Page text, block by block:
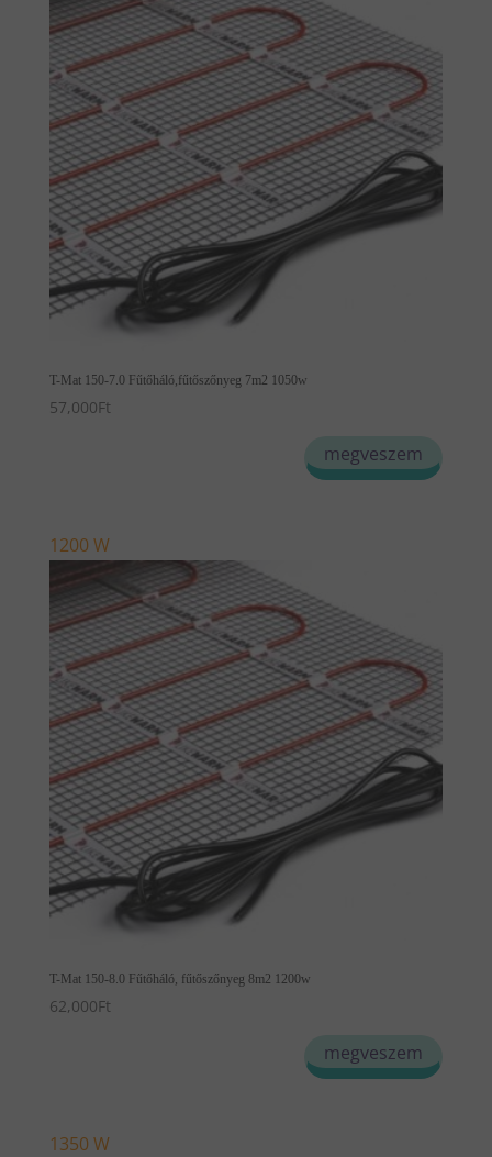
T-Mat 150-7.0 Fűtőháló,fűtőszőnyeg 7m2 1050w
57,000Ft
megveszem
1200 W
T-Mat 150-8.0 Fűtőháló, fűtőszőnyeg 8m2 1200w
62,000Ft
megveszem
1350 W